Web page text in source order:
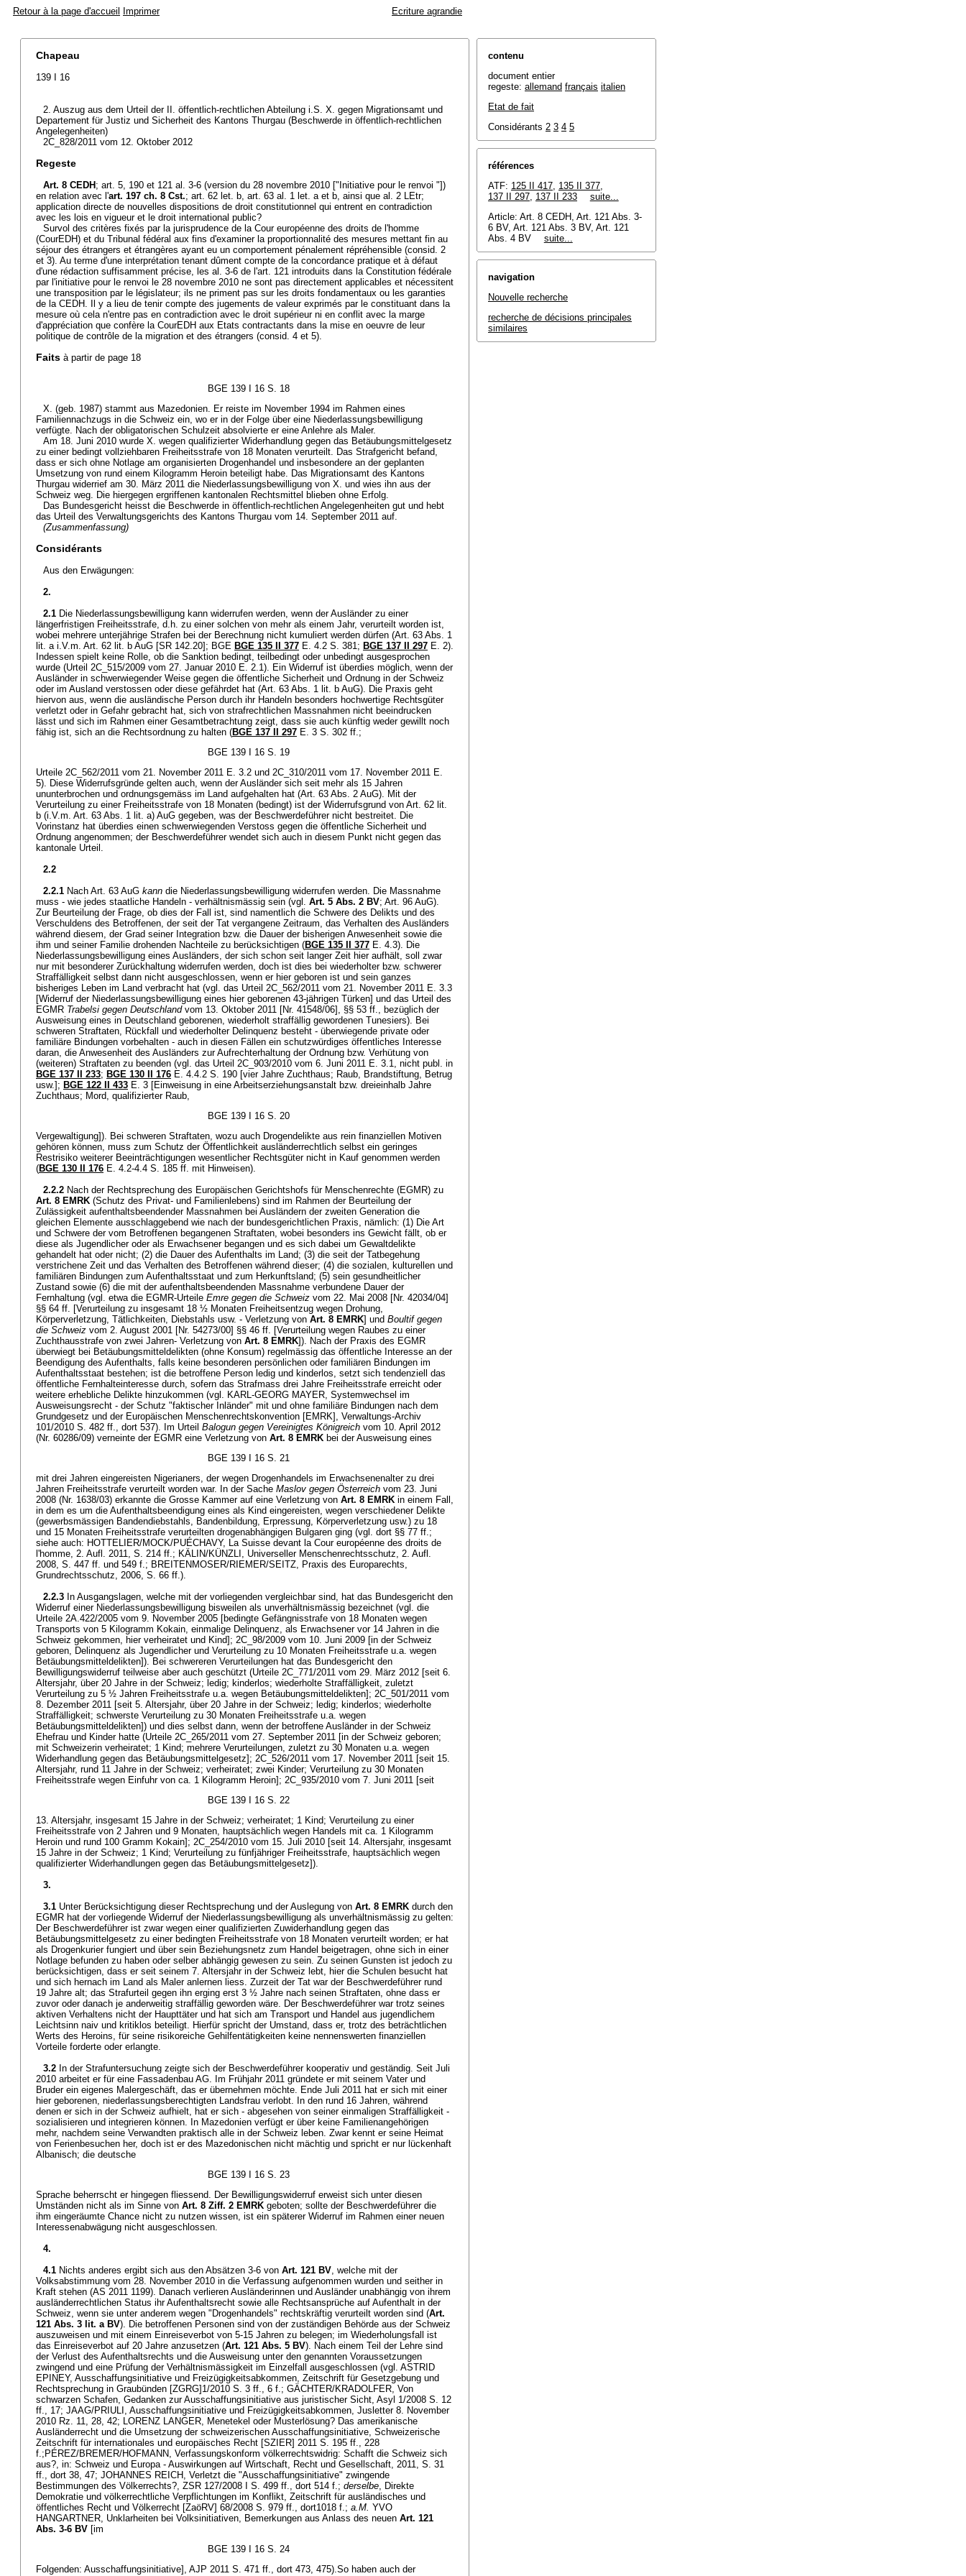
Retour à la page d'accueil Imprimer Ecriture agrandie
Chapeau
139 I 16
2. Auszug aus dem Urteil der II. öffentlich-rechtlichen Abteilung i.S. X. gegen Migrationsamt und
Departement für Justiz und Sicherheit des Kantons Thurgau (Beschwerde in öffentlich-rechtlichen
Angelegenheiten)
2C_828/2011 vom 12. Oktober 2012
Regeste
Art. 8 CEDH ; art. 5, 190 et 121 al. 3-6 (version du 28 novembre 2010 ["Initiative pour le renvoi "])
en relation avec l'art. 197 ch. 8 Cst.; art. 62 let. b, art. 63 al. 1 let. a et b, ainsi que al. 2 LEtr;
application directe de nouvelles dispositions de droit constitutionnel qui entrent en contradiction
avec les lois en vigueur et le droit international public?
Survol des critères fixés par la jurisprudence de la Cour européenne des droits de l'homme
(CourEDH) et du Tribunal fédéral aux fins d'examiner la proportionnalité des mesures mettant fin au
séjour des étrangers et étrangères ayant eu un comportement pénalement répréhensible (consid. 2
et 3). Au terme d'une interprétation tenant dûment compte de la concordance pratique et à défaut
d'une rédaction suffisamment précise, les al. 3-6 de l'art. 121 introduits dans la Constitution fédérale
par l'initiative pour le renvoi le 28 novembre 2010 ne sont pas directement applicables et nécessitent
une transposition par le législateur; ils ne priment pas sur les droits fondamentaux ou les garanties
de la CEDH. Il y a lieu de tenir compte des jugements de valeur exprimés par le constituant dans la
mesure où cela n'entre pas en contradiction avec le droit supérieur ni en conflit avec la marge
d'appréciation que confère la CourEDH aux Etats contractants dans la mise en oeuvre de leur
politique de contrôle de la migration et des étrangers (consid. 4 et 5).
Faits à partir de page 18
BGE 139 I 16 S. 18
X. (geb. 1987) stammt aus Mazedonien. Er reiste im November 1994 im Rahmen eines
Familiennachzugs in die Schweiz ein, wo er in der Folge über eine Niederlassungsbewilligung
verfügte. Nach der obligatorischen Schulzeit absolvierte er eine Anlehre als Maler.
Am 18. Juni 2010 wurde X. wegen qualifizierter Widerhandlung gegen das Betäubungsmittelgesetz
zu einer bedingt vollziehbaren Freiheitsstrafe von 18 Monaten verurteilt. Das Strafgericht befand,
dass er sich ohne Notlage am organisierten Drogenhandel und insbesondere an der geplanten
Umsetzung von rund einem Kilogramm Heroin beteiligt habe. Das Migrationsamt des Kantons
Thurgau widerrief am 30. März 2011 die Niederlassungsbewilligung von X. und wies ihn aus der
Schweiz weg. Die hiergegen ergriffenen kantonalen Rechtsmittel blieben ohne Erfolg.
Das Bundesgericht heisst die Beschwerde in öffentlich-rechtlichen Angelegenheiten gut und hebt
das Urteil des Verwaltungsgerichts des Kantons Thurgau vom 14. September 2011 auf.
(Zusammenfassung)
Considérants
Aus den Erwägungen:
2.
2.1 Die Niederlassungsbewilligung kann widerrufen werden, wenn der Ausländer zu einer
längerfristigen Freiheitsstrafe, d.h. zu einer solchen von mehr als einem Jahr, verurteilt worden ist,
wobei mehrere unterjährige Strafen bei der Berechnung nicht kumuliert werden dürfen (Art. 63 Abs. 1
lit. a i.V.m. Art. 62 lit. b AuG [SR 142.20]; BGE BGE 135 II 377 E. 4.2 S. 381; BGE 137 II 297 E. 2).
Indessen spielt keine Rolle, ob die Sanktion bedingt, teilbedingt oder unbedingt ausgesprochen
wurde (Urteil 2C_515/2009 vom 27. Januar 2010 E. 2.1). Ein Widerruf ist überdies möglich, wenn der
Ausländer in schwerwiegender Weise gegen die öffentliche Sicherheit und Ordnung in der Schweiz
oder im Ausland verstossen oder diese gefährdet hat (Art. 63 Abs. 1 lit. b AuG). Die Praxis geht
hiervon aus, wenn die ausländische Person durch ihr Handeln besonders hochwertige Rechtsgüter
verletzt oder in Gefahr gebracht hat, sich von strafrechtlichen Massnahmen nicht beeindrucken
lässt und sich im Rahmen einer Gesamtbetrachtung zeigt, dass sie auch künftig weder gewillt noch
fähig ist, sich an die Rechtsordnung zu halten (BGE 137 II 297 E. 3 S. 302 ff.;
BGE 139 I 16 S. 19
Urteile 2C_562/2011 vom 21. November 2011 E. 3.2 und 2C_310/2011 vom 17. November 2011 E.
5). Diese Widerrufsgründe gelten auch, wenn der Ausländer sich seit mehr als 15 Jahren
ununterbrochen und ordnungsgemäss im Land aufgehalten hat (Art. 63 Abs. 2 AuG). Mit der
Verurteilung zu einer Freiheitsstrafe von 18 Monaten (bedingt) ist der Widerrufsgrund von Art. 62 lit.
b (i.V.m. Art. 63 Abs. 1 lit. a) AuG gegeben, was der Beschwerdeführer nicht bestreitet. Die
Vorinstanz hat überdies einen schwerwiegenden Verstoss gegen die öffentliche Sicherheit und
Ordnung angenommen; der Beschwerdeführer wendet sich auch in diesem Punkt nicht gegen das
kantonale Urteil.
2.2
2.2.1 Nach Art. 63 AuG kann die Niederlassungsbewilligung widerrufen werden. Die Massnahme
muss - wie jedes staatliche Handeln - verhältnismässig sein (vgl. Art. 5 Abs. 2 BV; Art. 96 AuG).
Zur Beurteilung der Frage, ob dies der Fall ist, sind namentlich die Schwere des Delikts und des
Verschuldens des Betroffenen, der seit der Tat vergangene Zeitraum, das Verhalten des Ausländers
während diesem, der Grad seiner Integration bzw. die Dauer der bisherigen Anwesenheit sowie die
ihm und seiner Familie drohenden Nachteile zu berücksichtigen (BGE 135 II 377 E. 4.3). Die
Niederlassungsbewilligung eines Ausländers, der sich schon seit langer Zeit hier aufhält, soll zwar
nur mit besonderer Zurückhaltung widerrufen werden, doch ist dies bei wiederholter bzw. schwerer
Straffälligkeit selbst dann nicht ausgeschlossen, wenn er hier geboren ist und sein ganzes
bisheriges Leben im Land verbracht hat (vgl. das Urteil 2C_562/2011 vom 21. November 2011 E. 3.3
[Widerruf der Niederlassungsbewilligung eines hier geborenen 43-jährigen Türken] und das Urteil des
EGMR Trabelsi gegen Deutschlandvom 13. Oktober 2011 [Nr. 41548/06], §§ 53 ff., bezüglich der
Ausweisung eines in Deutschland geborenen, wiederholt straffällig gewordenen Tunesiers). Bei
schweren Straftaten, Rückfall und wiederholter Delinquenz besteht - überwiegende private oder
familiäre Bindungen vorbehalten - auch in diesen Fällen ein schutzwürdiges öffentliches Interesse
daran, die Anwesenheit des Ausländers zur Aufrechterhaltung der Ordnung bzw. Verhütung von
(weiteren) Straftaten zu beenden (vgl. das Urteil 2C_903/2010 vom 6. Juni 2011 E. 3.1, nicht publ. in
BGE 137 II 233; BGE 130 II 176 E. 4.4.2 S. 190 [vier Jahre Zuchthaus; Raub, Brandstiftung, Betrug
usw.]; BGE 122 II 433 E. 3 [Einweisung in eine Arbeitserziehungsanstalt bzw. dreieinhalb Jahre
Zuchthaus; Mord, qualifizierter Raub,
BGE 139 I 16 S. 20
Vergewaltigung]). Bei schweren Straftaten, wozu auch Drogendelikte aus rein finanziellen Motiven
gehören können, muss zum Schutz der Öffentlichkeit ausländerrechtlich selbst ein geringes
Restrisiko weiterer Beeinträchtigungen wesentlicher Rechtsgüter nicht in Kauf genommen werden
(BGE 130 II 176 E. 4.2-4.4 S. 185 ff. mit Hinweisen).
2.2.2 Nach der Rechtsprechung des Europäischen Gerichtshofs für Menschenrechte (EGMR) zu
Art. 8 EMRK (Schutz des Privat- und Familienlebens) sind im Rahmen der Beurteilung der
Zulässigkeit aufenthaltsbeendender Massnahmen bei Ausländern der zweiten Generation die
gleichen Elemente ausschlaggebend wie nach der bundesgerichtlichen Praxis, nämlich: (1) Die Art
und Schwere der vom Betroffenen begangenen Straftaten, wobei besonders ins Gewicht fällt, ob er
diese als Jugendlicher oder als Erwachsener begangen und es sich dabei um Gewaltdelikte
gehandelt hat oder nicht; (2) die Dauer des Aufenthalts im Land; (3) die seit der Tatbegehung
verstrichene Zeit und das Verhalten des Betroffenen während dieser; (4) die sozialen, kulturellen und
familiären Bindungen zum Aufenthaltsstaat und zum Herkunftsland; (5) sein gesundheitlicher
Zustand sowie (6) die mit der aufenthaltsbeendenden Massnahme verbundene Dauer der
Fernhaltung (vgl. etwa die EGMR-Urteile Emre gegen die Schweiz vom 22. Mai 2008 [Nr. 42034/04]
§§ 64 ff. [Verurteilung zu insgesamt 18 ½ Monaten Freiheitsentzug wegen Drohung,
Körperverletzung, Tätlichkeiten, Diebstahls usw. - Verletzung von Art. 8 EMRK] und Boultif gegen
die Schweiz vom 2. August 2001 [Nr. 54273/00] §§ 46 ff. [Verurteilung wegen Raubes zu einer
Zuchthausstrafe von zwei Jahren- Verletzung von Art. 8 EMRK]). Nach der Praxis des EGMR
überwiegt bei Betäubungsmitteldelikten (ohne Konsum) regelmässig das öffentliche Interesse an der
Beendigung des Aufenthalts, falls keine besonderen persönlichen oder familiären Bindungen im
Aufenthaltsstaat bestehen; ist die betroffene Person ledig und kinderlos, setzt sich tendenziell das
öffentliche Fernhalteinteresse durch, sofern das Strafmass drei Jahre Freiheitsstrafe erreicht oder
weitere erhebliche Delikte hinzukommen (vgl. KARL-GEORG MAYER, Systemwechsel im
Ausweisungsrecht - der Schutz "faktischer Inländer" mit und ohne familiäre Bindungen nach dem
Grundgesetz und der Europäischen Menschenrechtskonvention [EMRK], Verwaltungs-Archiv
101/2010 S. 482 ff., dort 537). Im Urteil Balogun gegen Vereinigtes Königreich vom 10. April 2012
(Nr. 60286/09) verneinte der EGMR eine Verletzung von Art. 8 EMRK bei der Ausweisung eines
BGE 139 I 16 S. 21
mit drei Jahren eingereisten Nigerianers, der wegen Drogenhandels im Erwachsenenalter zu drei
Jahren Freiheitsstrafe verurteilt worden war. In der Sache Maslov gegen Österreich vom 23. Juni
2008 (Nr. 1638/03) erkannte die Grosse Kammer auf eine Verletzung von Art. 8 EMRK in einem Fall,
in dem es um die Aufenthaltsbeendigung eines als Kind eingereisten, wegen verschiedener Delikte
(gewerbsmässigen Bandendiebstahls, Bandenbildung, Erpressung, Körperverletzung usw.) zu 18
und 15 Monaten Freiheitsstrafe verurteilten drogenabhängigen Bulgaren ging (vgl. dort §§ 77 ff.;
siehe auch: HOTTELIER/MOCK/PUÉCHAVY, La Suisse devant la Cour européenne des droits de
l'homme, 2. Aufl. 2011, S. 214 ff.; KÄLIN/KÜNZLI, Universeller Menschenrechtsschutz, 2. Aufl.
2008, S. 447 ff. und 549 f.; BREITENMOSER/RIEMER/SEITZ, Praxis des Europarechts,
Grundrechtsschutz, 2006, S. 66 ff.).
2.2.3 In Ausgangslagen, welche mit der vorliegenden vergleichbar sind, hat das Bundesgericht den
Widerruf einer Niederlassungsbewilligung bisweilen als unverhältnismässig bezeichnet (vgl. die
Urteile 2A.422/2005 vom 9. November 2005 [bedingte Gefängnisstrafe von 18 Monaten wegen
Transports von 5 Kilogramm Kokain, einmalige Delinquenz, als Erwachsener vor 14 Jahren in die
Schweiz gekommen, hier verheiratet und Kind]; 2C_98/2009 vom 10. Juni 2009 [in der Schweiz
geboren, Delinquenz als Jugendlicher und Verurteilung zu 10 Monaten Freiheitsstrafe u.a. wegen
Betäubungsmitteldelikten]). Bei schwereren Verurteilungen hat das Bundesgericht den
Bewilligungswiderruf teilweise aber auch geschützt (Urteile 2C_771/2011 vom 29. März 2012 [seit 6.
Altersjahr, über 20 Jahre in der Schweiz; ledig; kinderlos; wiederholte Straffälligkeit, zuletzt
Verurteilung zu 5 ½ Jahren Freiheitsstrafe u.a. wegen Betäubungsmitteldelikten]; 2C_501/2011 vom
8. Dezember 2011 [seit 5. Altersjahr, über 20 Jahre in der Schweiz; ledig; kinderlos; wiederholte
Straffälligkeit; schwerste Verurteilung zu 30 Monaten Freiheitsstrafe u.a. wegen
Betäubungsmitteldelikten]) und dies selbst dann, wenn der betroffene Ausländer in der Schweiz
Ehefrau und Kinder hatte (Urteile 2C_265/2011 vom 27. September 2011 [in der Schweiz geboren;
mit Schweizerin verheiratet; 1 Kind; mehrere Verurteilungen, zuletzt zu 30 Monaten u.a. wegen
Widerhandlung gegen das Betäubungsmittelgesetz]; 2C_526/2011 vom 17. November 2011 [seit 15.
Altersjahr, rund 11 Jahre in der Schweiz; verheiratet; zwei Kinder; Verurteilung zu 30 Monaten
Freiheitsstrafe wegen Einfuhr von ca. 1 Kilogramm Heroin]; 2C_935/2010 vom 7. Juni 2011 [seit
BGE 139 I 16 S. 22
13. Altersjahr, insgesamt 15 Jahre in der Schweiz; verheiratet; 1 Kind; Verurteilung zu einer
Freiheitsstrafe von 2 Jahren und 9 Monaten, hauptsächlich wegen Handels mit ca. 1 Kilogramm
Heroin und rund 100 Gramm Kokain]; 2C_254/2010 vom 15. Juli 2010 [seit 14. Altersjahr, insgesamt
15 Jahre in der Schweiz; 1 Kind; Verurteilung zu fünfjähriger Freiheitsstrafe, hauptsächlich wegen
qualifizierter Widerhandlungen gegen das Betäubungsmittelgesetz]).
3.
3.1 Unter Berücksichtigung dieser Rechtsprechung und der Auslegung von Art. 8 EMRK durch den
EGMR hat der vorliegende Widerruf der Niederlassungsbewilligung als unverhältnismässig zu gelten:
Der Beschwerdeführer ist zwar wegen einer qualifizierten Zuwiderhandlung gegen das
Betäubungsmittelgesetz zu einer bedingten Freiheitsstrafe von 18 Monaten verurteilt worden; er hat
als Drogenkurier fungiert und über sein Beziehungsnetz zum Handel beigetragen, ohne sich in einer
Notlage befunden zu haben oder selber abhängig gewesen zu sein. Zu seinen Gunsten ist jedoch zu
berücksichtigen, dass er seit seinem 7. Altersjahr in der Schweiz lebt, hier die Schulen besucht hat
und sich hernach im Land als Maler anlernen liess. Zurzeit der Tat war der Beschwerdeführer rund
19 Jahre alt; das Strafurteil gegen ihn erging erst 3 ½ Jahre nach seinen Straftaten, ohne dass er
zuvor oder danach je anderweitig straffällig geworden wäre. Der Beschwerdeführer war trotz seines
aktiven Verhaltens nicht der Haupttäter und hat sich am Transport und Handel aus jugendlichem
Leichtsinn naiv und kritiklos beteiligt. Hierfür spricht der Umstand, dass er, trotz des beträchtlichen
Werts des Heroins, für seine risikoreiche Gehilfentätigkeiten keine nennenswerten finanziellen
Vorteile forderte oder erlangte.
3.2 In der Strafuntersuchung zeigte sich der Beschwerdeführer kooperativ und geständig. Seit Juli
2010 arbeitet er für eine Fassadenbau AG. Im Frühjahr 2011 gründete er mit seinem Vater und
Bruder ein eigenes Malergeschäft, das er übernehmen möchte. Ende Juli 2011 hat er sich mit einer
hier geborenen, niederlassungsberechtigten Landsfrau verlobt. In den rund 16 Jahren, während
denen er sich in der Schweiz aufhielt, hat er sich - abgesehen von seiner einmaligen Straffälligkeit -
sozialisieren und integrieren können. In Mazedonien verfügt er über keine Familienangehörigen
mehr, nachdem seine Verwandten praktisch alle in der Schweiz leben. Zwar kennt er seine Heimat
von Ferienbesuchen her, doch ist er des Mazedonischen nicht mächtig und spricht er nur lückenhaft
Albanisch; die deutsche
BGE 139 I 16 S. 23
Sprache beherrscht er hingegen fliessend. Der Bewilligungswiderruf erweist sich unter diesen
Umständen nicht als im Sinne von Art. 8 Ziff. 2 EMRK geboten; sollte der Beschwerdeführer die
ihm eingeräumte Chance nicht zu nutzen wissen, ist ein späterer Widerruf im Rahmen einer neuen
Interessenabwägung nicht ausgeschlossen.
4.
4.1 Nichts anderes ergibt sich aus den Absätzen 3-6 von Art. 121 BV, welche mit der
Volksabstimmung vom 28. November 2010 in die Verfassung aufgenommen wurden und seither in
Kraft stehen (AS 2011 1199). Danach verlieren Ausländerinnen und Ausländer unabhängig von ihrem
ausländerrechtlichen Status ihr Aufenthaltsrecht sowie alle Rechtsansprüche auf Aufenthalt in der
Schweiz, wenn sie unter anderem wegen "Drogenhandels" rechtskräftig verurteilt worden sind (Art.
121 Abs. 3 lit. a BV). Die betroffenen Personen sind von der zuständigen Behörde aus der Schweiz
auszuweisen und mit einem Einreiseverbot von 5-15 Jahren zu belegen; im Wiederholungsfall ist
das Einreiseverbot auf 20 Jahre anzusetzen (Art. 121 Abs. 5 BV). Nach einem Teil der Lehre sind
der Verlust des Aufenthaltsrechts und die Ausweisung unter den genannten Voraussetzungen
zwingend und eine Prüfung der Verhältnismässigkeit im Einzelfall ausgeschlossen (vgl. ASTRID
EPINEY, Ausschaffungsinitiative und Freizügigkeitsabkommen, Zeitschrift für Gesetzgebung und
Rechtsprechung in Graubünden [ZGRG]1/2010 S. 3 ff., 6 f.; GÄCHTER/KRADOLFER, Von
schwarzen Schafen, Gedanken zur Ausschaffungsinitiative aus juristischer Sicht, Asyl 1/2008 S. 12
ff., 17; JAAG/PRIULI, Ausschaffungsinitiative und Freizügigkeitsabkommen, Jusletter 8. November
2010 Rz. 11, 28, 42; LORENZ LANGER, Menetekel oder Musterlösung? Das amerikanische
Ausländerrecht und die Umsetzung der schweizerischen Ausschaffungsinitiative, Schweizerische
Zeitschrift für internationales und europäisches Recht [SZIER] 2011 S. 195 ff., 228
f.;PÉREZ/BREMER/HOFMANN, Verfassungskonform völkerrechtswidrig: Schafft die Schweiz sich
aus?, in: Schweiz und Europa - Auswirkungen auf Wirtschaft, Recht und Gesellschaft, 2011, S. 31
ff., dort 38, 47; JOHANNES REICH, Verletzt die "Ausschaffungsinitiative" zwingende
Bestimmungen des Völkerrechts?, ZSR 127/2008 I S. 499 ff., dort 514 f.; derselbe, Direkte
Demokratie und völkerrechtliche Verpflichtungen im Konflikt, Zeitschrift für ausländisches und
öffentliches Recht und Völkerrecht [ZaöRV] 68/2008 S. 979 ff., dort1018 f.; a.M. YVO
HANGARTNER, Unklarheiten bei Volksinitiativen, Bemerkungen aus Anlass des neuen Art. 121
Abs. 3-6 BV [im
BGE 139 I 16 S. 24
Folgenden: Ausschaffungsinitiative], AJP 2011 S. 471 ff., dort 473, 475).So haben auch der
contenu
document entier
regeste: allemand français italien
Etat de fait
Considérants 2 3 4 5
références
ATF: 125 II 417, 135 II 377,
137 II 297, 137 II 233
suite...
Article: Art. 8 CEDH, Art. 121 Abs. 3-
6 BV, Art. 121 Abs. 3 BV, Art. 121
Abs. 4 BV
suite...
navigation
Nouvelle recherche
recherche de décisions principales
similaires